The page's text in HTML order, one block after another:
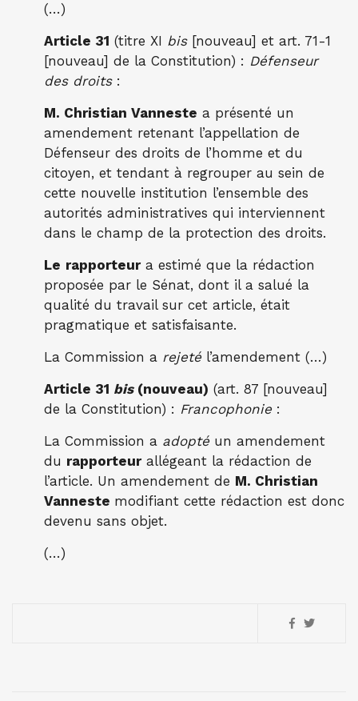
(…)
Article 31 (titre XI bis[nouveau] et art. 71-1
[nouveau] de la Constitution) : Défenseur
des droits :
M. Christian Vanneste a présenté un
amendement retenant l’appellation de
Défenseur des droits de l’homme et du
citoyen, et tendant à regrouper au sein de
cette nouvelle institution l’ensemble des
autorités administratives qui interviennent
dans le champ de la protection des droits.
Le rapporteura estimé que la rédaction
proposée par le Sénat, dont il a salué la
qualité du travail sur cet article, était
pragmatique et satisfaisante.
La Commission a rejetél’amendement (…)
Article 31 bis(nouveau) (art. 87 [nouveau]
de la Constitution) : Francophonie :
La Commission a adoptéun amendement
du rapporteurallégeant la rédaction de
l’article. Un amendement de M. Christian
Vanneste modifiant cette rédaction est donc
devenu sans objet.
(…)